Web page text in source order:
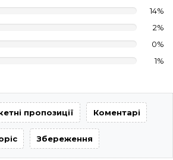
14%
2%
0%
1%
пропозиції Коментарі
Збереження